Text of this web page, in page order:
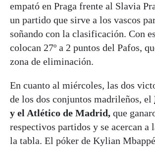
empató en Praga frente al Slavia
un partido que sirve a los vascos
soñando con la clasificación. Con
colocan 27º a 2 puntos del Pafos,
zona de eliminación.
En cuanto al miércoles, las dos
de los dos conjuntos madrileños, el
y el Atlético de Madrid, que
respectivos partidos y se acercan a
la tabla. El póker de Kylian